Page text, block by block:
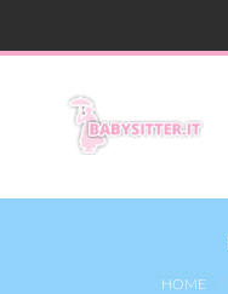
HOME